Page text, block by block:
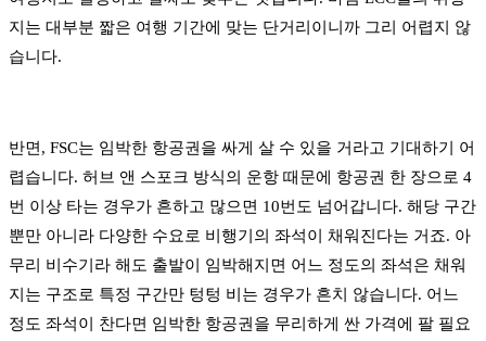
지는 대부분 짧은 여행 기간에 맞는 단거리이니까 그리 어렵지 않
습니다.
반면, FSC는 임박한 항공권을 싸게 살 수 있을 거라고 기대하기 어
렵습니다. 허브 앤 스포크 방식의 운항 때문에 항공권 한 장으로 4
번 이상 타는 경우가 흔하고 많으면 10번도 넘어갑니다. 해당 구간
뿐만 아니라 다양한 수요로 비행기의 좌석이 채워진다는 거죠. 아
무리 비수기라 해도 출발이 임박해지면 어느 정도의 좌석은 채워
지는 구조로 특정 구간만 텅텅 비는 경우가 흔치 않습니다. 어느
정도 좌석이 찬다면 임박한 항공권을 무리하게 싼 가격에 팔 필요